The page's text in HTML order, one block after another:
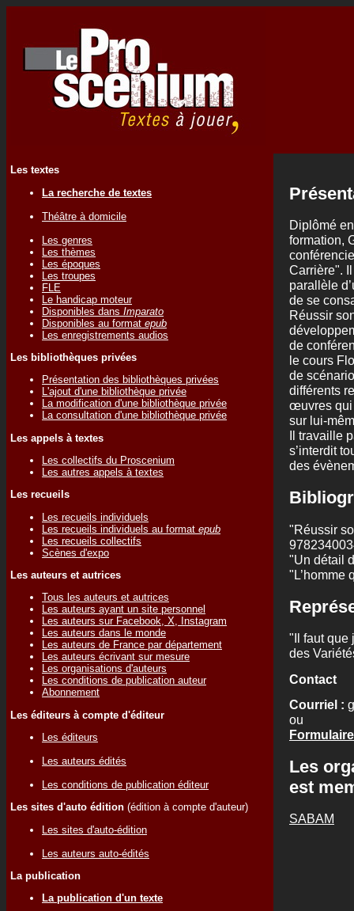
Les textes
La recherche de textes
Théâtre à domicile
Les genres
Les thèmes
Les époques
Les troupes
FLE
Le handicap moteur
Disponibles dans Imparato
Disponibles au format epub
Les enregistrements audios
Les bibliothèques privées
Présentation des bibliothèques privées
L'ajout d'une bibliothèque privée
La modification d'une bibliothèque privée
La consultation d'une bibliothèque privée
Les appels à textes
Les collectifs du Proscenium
Les autres appels à textes
Les recueils
Les recueils individuels
Les recueils individuels au format epub
Les recueils collectifs
Scènes d'expo
Les auteurs et autrices
Tous les auteurs et autrices
Les auteurs ayant un site personnel
Les auteurs sur Facebook, X, Instagram
Les auteurs dans le monde
Les auteurs de France par département
Les auteurs écrivant sur mesure
Les organisations d'auteurs
Les conditions de publication auteur
Abonnement
Les éditeurs à compte d'éditeur
Les éditeurs
Les auteurs édités
Les conditions de publication éditeur
Les sites d'auto édition (édition à compte d'auteur)
Les sites d'auto-édition
Les auteurs auto-édités
La publication
La publication d'un texte
Diplômé
formation,
Carrière".
parallèle
de se
Réussir
de
le cours
de
différents
œuvres qui
sur lui-
Il travaille
s’interdit
des
"Réussir
"Un détail
"L’homme
"Il faut que
des
Contact
Courriel :
ou
Les
est
SABAM